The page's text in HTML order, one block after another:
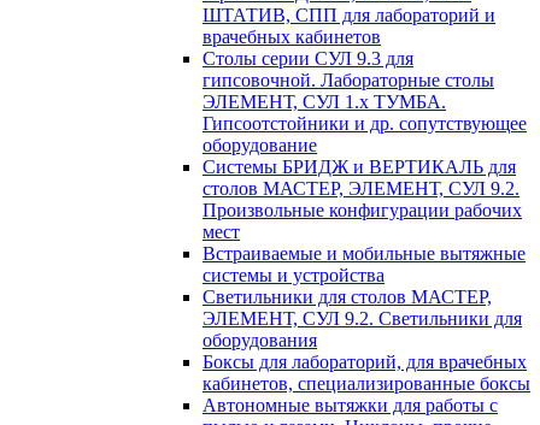
ШТАТИВ, СПП для лабораторий и
врачебных кабинетов
Столы серии СУЛ 9.3 для
гипсовочной. Лабораторные столы
ЭЛЕМЕНТ, СУЛ 1.х ТУМБА.
Гипсоотстойники и др. сопутствующее
оборудование
Системы БРИДЖ и ВЕРТИКАЛЬ для
столов МАСТЕР, ЭЛЕМЕНТ, СУЛ 9.2.
Произвольные конфигурации рабочих
мест
Встраиваемые и мобильные вытяжные
системы и устройства
Светильники для столов МАСТЕР,
ЭЛЕМЕНТ, СУЛ 9.2. Светильники для
оборудования
Боксы для лабораторий, для врачебных
кабинетов, специализированные боксы
Автономные вытяжки для работы с